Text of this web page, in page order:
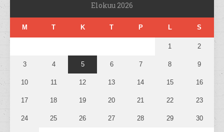
Elokuu 2026
M T K T P L S
1 2
3 4 5 6 7 8 9
10 11 12 13 14 15 16
17 18 19 20 21 22 23
24 25 26 27 28 29 30